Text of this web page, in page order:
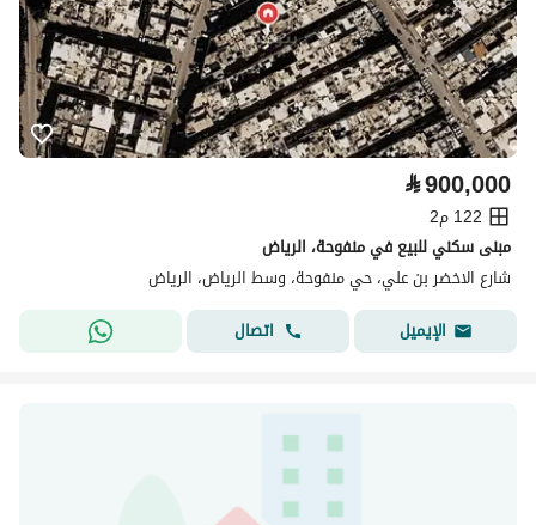
⃁900,000
122 م2
مبنى سكني للبيع في منفوحة، الرياض
شارع الاخضر بن علي، حي منفوحة، وسط الرياض، الرياض
الإيميل
اتصال